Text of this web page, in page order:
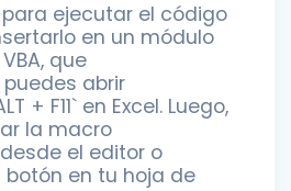
ejecutar el código
en un módulo
que
abrir
+ F11` en Excel. Luego,
la macro
el editor o
en tu hoja de